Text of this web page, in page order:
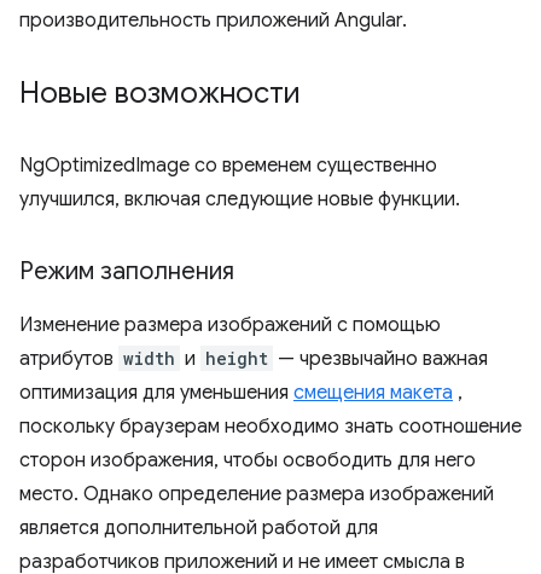
производительность приложений Angular.
Новые возможности
NgOptimizedImage со временем существенно
улучшился, включая следующие новые функции.
Режим заполнения
Изменение размера изображений с помощью
атрибутов width и height — чрезвычайно важная
оптимизация для уменьшения смещения макета ,
поскольку браузерам необходимо знать соотношение
сторон изображения, чтобы освободить для него
место. Однако определение размера изображений
является дополнительной работой для
разработчиков приложений и не имеет смысла в